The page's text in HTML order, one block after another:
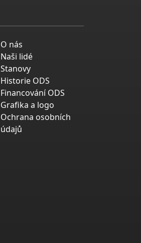
O nás
Naši lidé
Stanovy
Historie ODS
Financování ODS
Grafika a logo
Ochrana osobních
údajů